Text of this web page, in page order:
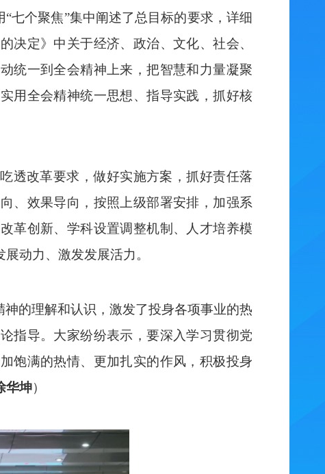
“七个聚焦”集中阐述了总目标的要求，详细
决定》中关于经济、政治、文化、社会、
统一到全会精神上来，把智慧和力量凝聚
用全会精神统一思想、指导实践，抓好核
吃透改革要求，做好实施方案，抓好责任落
、效果导向，按照上级部署安排，加强系
革创新、学科设置调整机制、人才培养模
动力、激发发展活力。
的理解和认识，激发了投身各项事业的热
指导。 大家纷纷表示，要深入学习贯彻党
加饱满的热情、更加扎实的作风，积极投身
华坤）